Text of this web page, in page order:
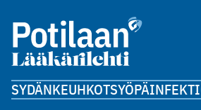
SYDÄNKEUHKOTSYÖPÄ